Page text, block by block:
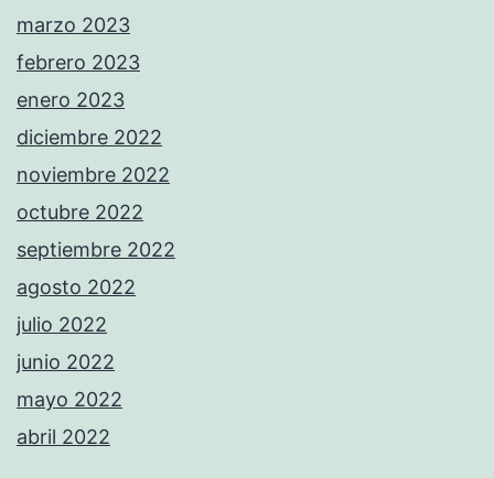
marzo 2023
febrero 2023
enero 2023
diciembre 2022
noviembre 2022
octubre 2022
septiembre 2022
agosto 2022
julio 2022
junio 2022
mayo 2022
abril 2022